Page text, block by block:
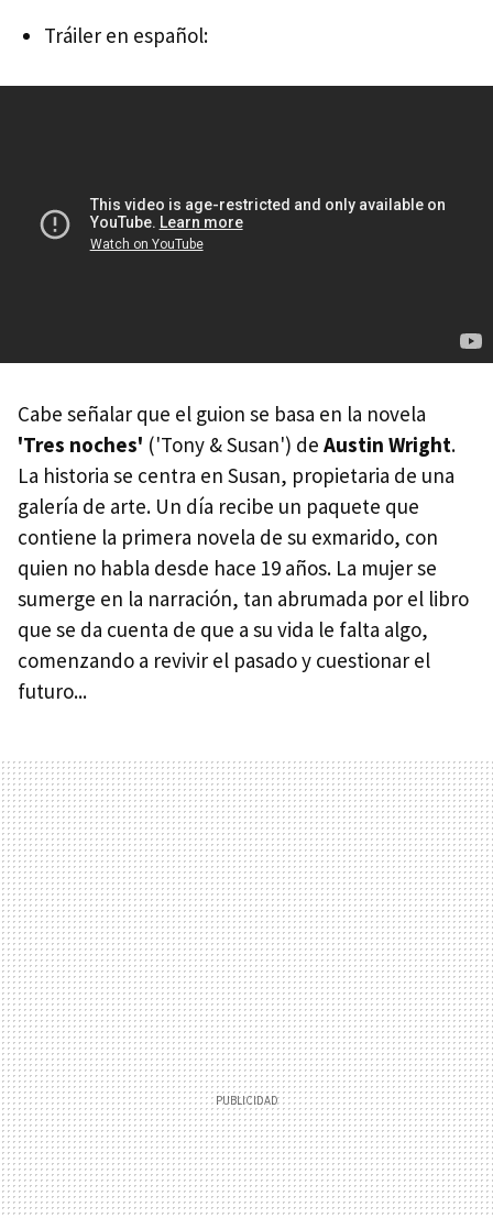
Tráiler en español:
Cabe señalar que el guion se basa en la novela
'Tres noches' ('Tony & Susan') de Austin Wright.
La historia se centra en Susan, propietaria de una
galería de arte. Un día recibe un paquete que
contiene la primera novela de su exmarido, con
quien no habla desde hace 19 años. La mujer se
sumerge en la narración, tan abrumada por el libro
que se da cuenta de que a su vida le falta algo,
comenzando a revivir el pasado y cuestionar el
futuro...